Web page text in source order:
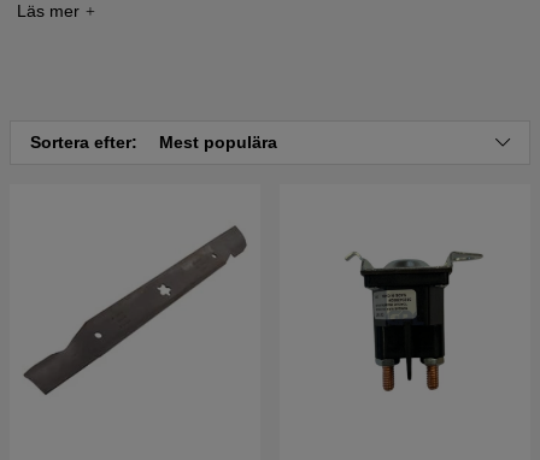
hjälper vi dig!
Tryck här för sprängskiss och reservdelslista till
Jonsered LT2317A2 2012-01 (96041026000)
Jonsered LT 2317 A2 2011-11 (96041026000)
Tryck här för sprängskiss och reservdelslista till
Jonsered LT 2317 A2 2011-09 (96041026100)
Sortera efter: Mest populära